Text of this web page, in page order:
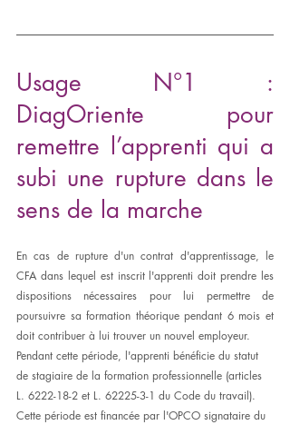
Usage N°1 :
DiagOriente pour
remettre l’apprenti qui a
subi une rupture dans le
sens de la marche
En cas de rupture d'un contrat d'apprentissage, le
CFA dans lequel est inscrit l'apprenti doit prendre les
dispositions nécessaires pour lui permettre de
poursuivre sa formation théorique pendant 6 mois et
doit contribuer à lui trouver un nouvel employeur.
Pendant cette période, l'apprenti bénéficie du statut
de stagiaire de la formation professionnelle (articles
L. 6222-18-2 et L. 62225-3-1 du Code du travail).
Cette période est financée par l'OPCO signataire du